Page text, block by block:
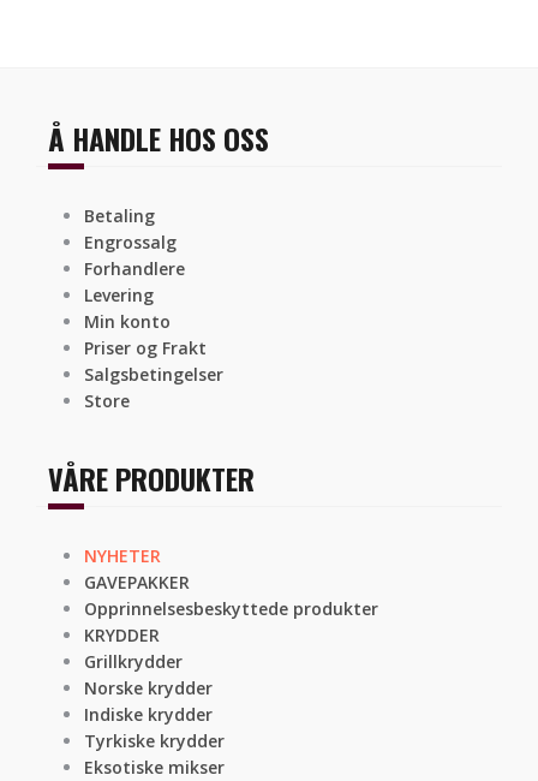
Å HANDLE HOS OSS
Betaling
Engrossalg
Forhandlere
Levering
Min konto
Priser og Frakt
Salgsbetingelser
Store
VÅRE PRODUKTER
NYHETER
GAVEPAKKER
Opprinnelsesbeskyttede produkter
KRYDDER
Grillkrydder
Norske krydder
Indiske krydder
Tyrkiske krydder
Eksotiske mikser